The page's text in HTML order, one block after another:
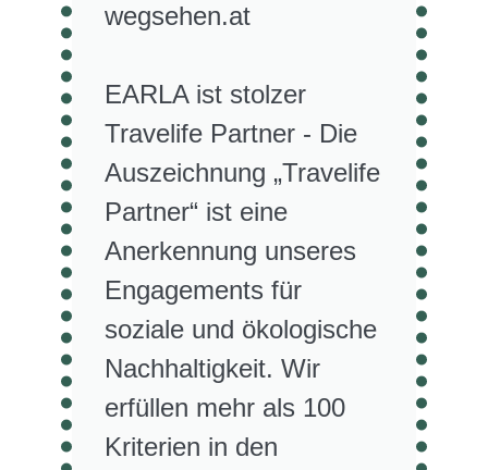
wegsehen.at
EARLA ist stolzer
Travelife Partner - Die
Auszeichnung „Travelife
Partner“ ist eine
Anerkennung unseres
Engagements für
soziale und ökologische
Nachhaltigkeit. Wir
erfüllen mehr als 100
Kriterien in den